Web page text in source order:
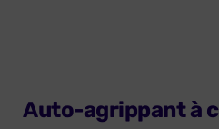
Auto-agrippant à